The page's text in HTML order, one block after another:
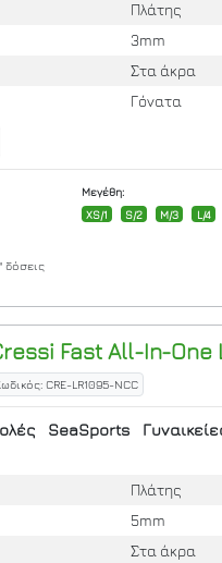
Πλάτης
3mm
Στα άκρα
Γόνατα
δόσεις
Μεγέθη:
XS/1
S/2 M/3 L/4
Fast All-In-One
CRE-LR1095-NCC
SeaSports
Πλάτης
5mm
Στα άκρα